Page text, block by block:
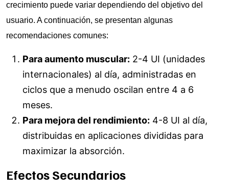
crecimiento puede variar dependiendo del objetivo del
usuario. A continuación, se presentan algunas
recomendaciones comunes:
Para aumento muscular: 2-4 UI (unidades
internacionales) al día, administradas en
ciclos que a menudo oscilan entre 4 a 6
meses.
Para mejora del rendimiento: 4-8 UI al día,
distribuidas en aplicaciones divididas para
maximizar la absorción.
Efectos Secundarios